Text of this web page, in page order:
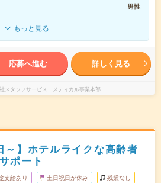
男性
もっと見る
応募へ進む 詳しく見る
スタッフサービス メディカル事業本部
～】ホテルライクな高齢者
ポート
支給あり 土日祝日が休み 残業なし